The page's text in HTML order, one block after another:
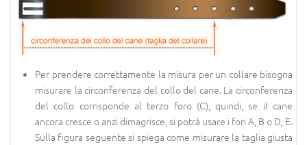
Per prendere correttamente la misura per un collare bisogna
misurare la circonferenza del collo del cane. La circonferenza
del collo corrisponde al terzo foro (C), quindi, se il cane
ancora cresce o anzi dimagrisce, si potrà usare i fori A, B o D, E.
Sulla figura seguente si spiega come misurare la taglia giusta